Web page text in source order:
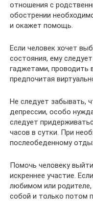
отношения с
обострении
и окажет помощь.
Если человек хочет
состояния, ему
гаджетами, проводить
предпочитая
Не следует забывать,
депрессии, особо
следует
часов в сутки. При
послеобеденному
Помочь человеку
искреннее участие.
любимом или родителе,
собой и только потом